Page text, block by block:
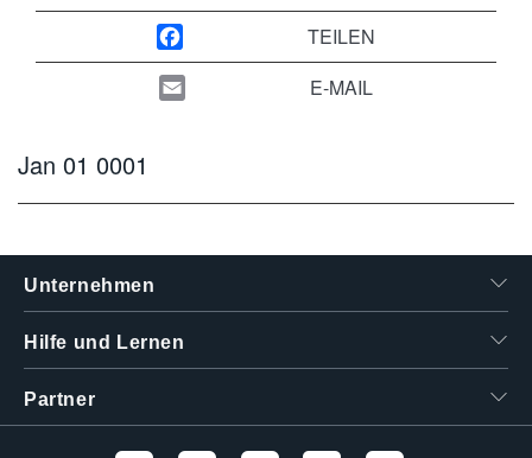
TEILEN
E-MAIL
Jan 01 0001
Unternehmen
Hilfe und Lernen
Partner